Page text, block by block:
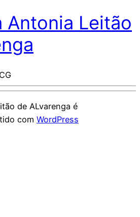
Antonia Leitão
de ALvarenga é
com WordPress